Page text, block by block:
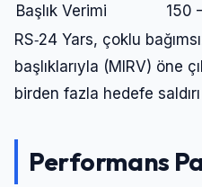
Başlık Verimi
150
RS‑24 Yars, çoklu
başlıklarıyla (MIRV) öne
birden fazla hedefe
Performans